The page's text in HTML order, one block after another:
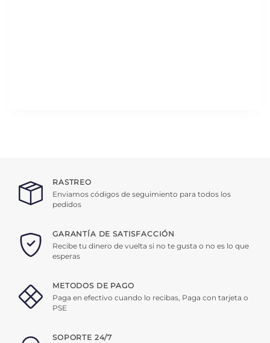
RASTREO
Enviamos códigos de seguimiento para todos los
pedidos
GARANTÍA DE SATISFACCIÓN
Recibe tu dinero de vuelta si no te gusta o no es lo que
esperas
METODOS DE PAGO
Paga en efectivo cuando lo recibas, Paga con tarjeta o
PSE
SOPORTE 24/7